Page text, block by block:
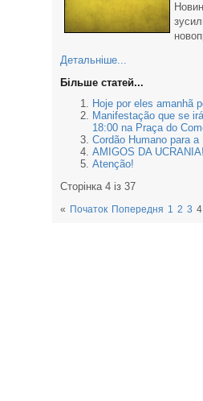
Детальніше...
Більше статей...
Hoje por eles amanhã
Manifestação que se
18:00 na Praça do
Cordão Humano para
AMIGOS DA
Atenção!
Сторінка 4 із 37
« Початок Попередня 1 2 3 4